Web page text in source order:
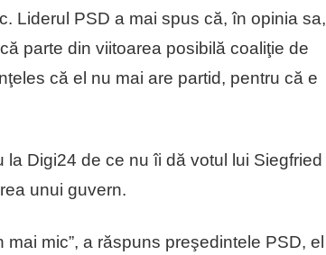
Liderul PSD a mai spus că, în opinia sa,
parte din viitoarea posibilă coaliţie de
că el nu mai are partid, pentru că e
Digi24 de ce nu îi dă votul lui Siegfried
unui guvern.
mic”, a răspuns preşedintele PSD, el